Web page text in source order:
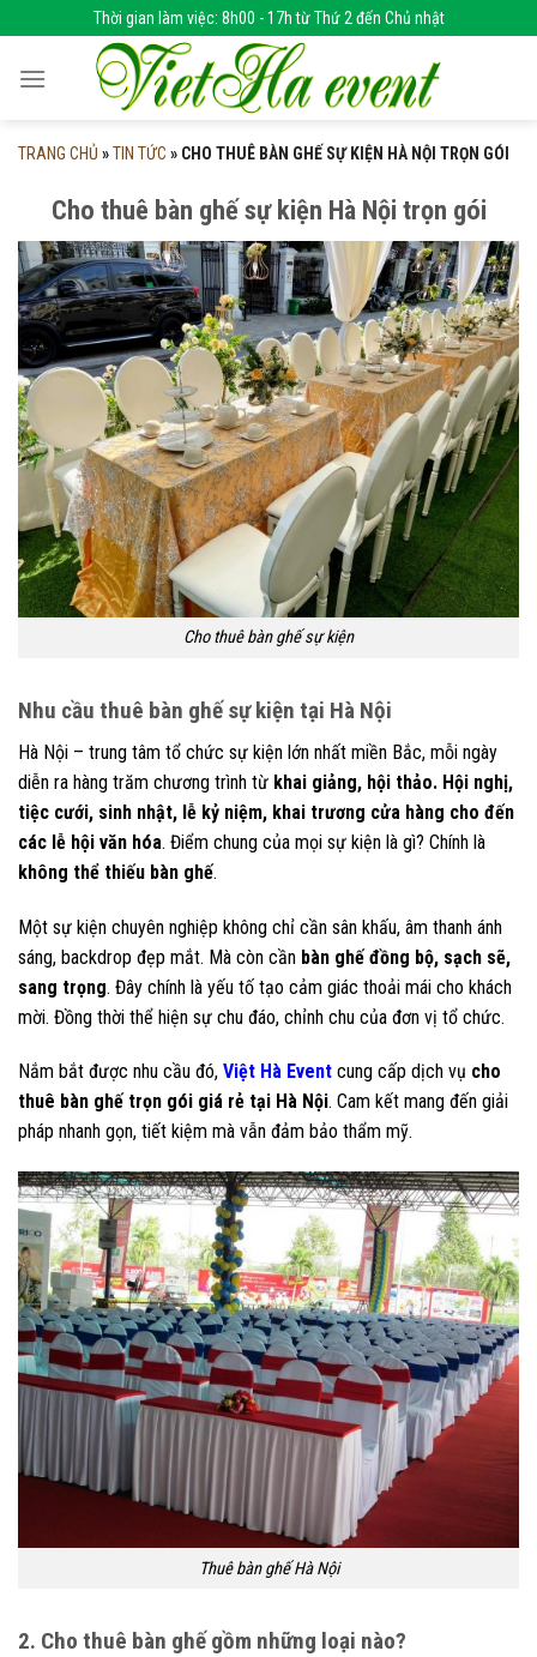
to
content
Thời gian làm việc: 8h00 - 17h từ Thứ 2 đến Chủ nhật
TRANG CHỦ »TIN TỨC » CHO THUÊ BÀN GHẾ SỰ KIỆN HÀ NỘI TRỌN GÓI
Cho thuê bàn ghế sự kiện Hà Nội trọn gói
Cho thuê bàn ghế sự kiện
Nhu cầu thuê bàn ghế sự kiện tại Hà Nội
Hà Nội – trung tâm tổ chức sự kiện lớn nhất miền Bắc, mỗi ngày
diễn ra hàng trăm chương trình từ khai giảng, hội thảo. Hội nghị,
tiệc cưới, sinh nhật, lễ kỷ niệm, khai trương cửa hàng cho đến
các lễ hội văn hóa. Điểm chung của mọi sự kiện là gì? Chính là
không thể thiếu bàn ghế.
Một sự kiện chuyên nghiệp không chỉ cần sân khấu, âm thanh ánh
sáng, backdrop đẹp mắt. Mà còn cần bàn ghế đồng bộ, sạch sẽ,
sang trọng. Đây chính là yếu tố tạo cảm giác thoải mái cho khách
mời. Đồng thời thể hiện sự chu đáo, chỉnh chu của đơn vị tổ chức.
Nắm bắt được nhu cầu đó, Việt Hà Event cung cấp dịch vụ cho
thuê bàn ghế trọn gói giá rẻ tại Hà Nội. Cam kết mang đến giải
pháp nhanh gọn, tiết kiệm mà vẫn đảm bảo thẩm mỹ.
Thuê bàn ghế Hà Nội
2. Cho thuê bàn ghế gồm những loại nào?